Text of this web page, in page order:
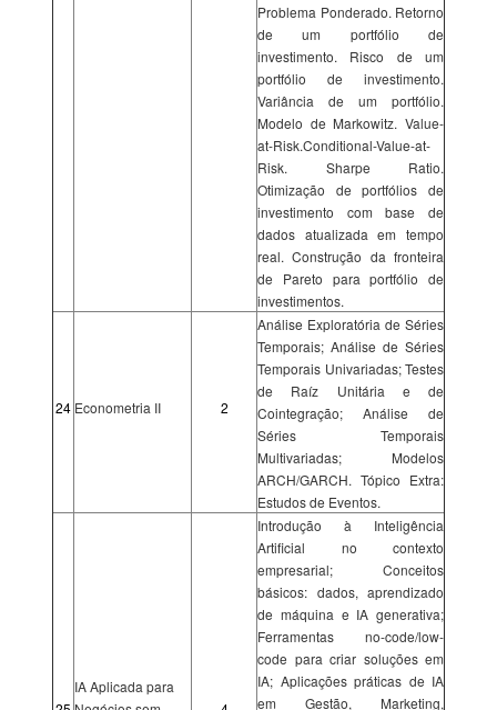
Problema Ponderado. Retorno
de um portfólio de
investimento. Risco de um
portfólio de investimento.
Variância de um portfólio.
Modelo de Markowitz. Value-
at-Risk.Conditional-Value-at-
Risk. Sharpe Ratio.
Otimização de portfólios de
investimento com base de
dados atualizada em tempo
real. Construção da fronteira
de Pareto para portfólio de
investimentos.
24 Econometria II 2
Análise Exploratória de Séries
Temporais; Análise de Séries
Temporais Univariadas; Testes
de Raíz Unitária e de
Cointegração; Análise de
Séries Temporais
Multivariadas; Modelos
ARCH/GARCH. Tópico Extra:
Estudos de Eventos.
IA Aplicada para
Introdução à Inteligência
Artificial no contexto
empresarial; Conceitos
básicos: dados, aprendizado
de máquina e IA generativa;
Ferramentas no-code/low-
code para criar soluções em
IA; Aplicações práticas de IA
em Gestão, Marketing,